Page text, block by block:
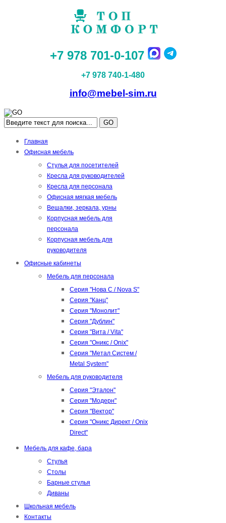
+7 978 701-0-107
+7 978 740-1-480
info@mebel-sim.ru
GO
Главная
Офисная мебель
Стулья для посетителей
Кресла для руководителей
Кресла для персонала
Офисная мягкая мебель
Вешалки, зеркала, урны
Корпусная мебель для
персонала
Корпусная мебель для
руководителя
Офисные кабинеты
Мебель для персонала
Серия "Нова С / Nova S"
Серия "Канц"
Серия "Монолит"
Серия "Дублин"
Серия "Вита / Vita"
Серия "Оникс / Onix"
Серия "Метал Систем /
Metal System"
Мебель для руководителя
Серия "Эталон"
Серия "Модерн"
Серия "Вектор"
Серия "Оникс Директ / Onix
Direct"
Мебель для кафе, бара
Стулья
Столы
Барные стулья
Диваны
Школьная мебель
Контакты